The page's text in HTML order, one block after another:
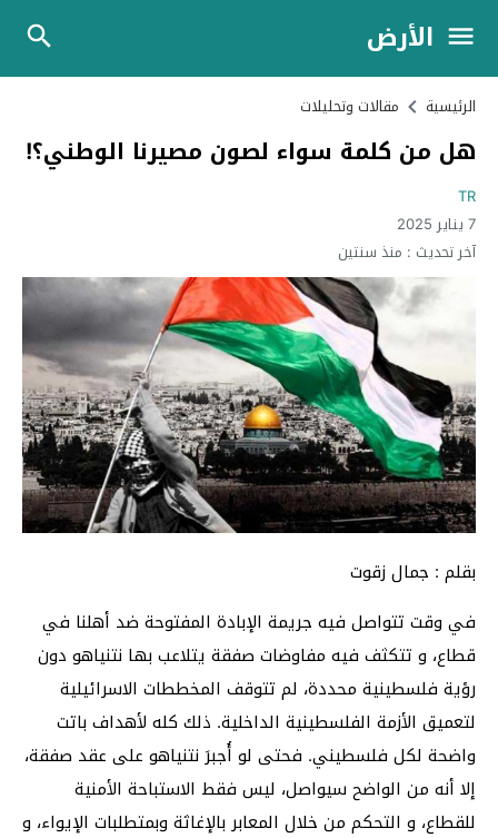
الأرض
الرئيسية مقالات وتحليلات
هل من كلمة سواء لصون مصيرنا الوطني؟!
TR
7 يناير 2025
آخر تحديث : منذ سنتين
بقلم : جمال زقوت
في وقت تتواصل فيه جريمة الإبادة المفتوحة ضد أهلنا في
قطاع، و تتكثف فيه مفاوضات صفقة يتلاعب بها نتنياهو دون
رؤية فلسطينية محددة، لم تتوقف المخططات الاسرائيلية
لتعميق الأزمة الفلسطينية الداخلية. ذلك كله لأهداف باتت
واضحة لكل فلسطيني. فحتى لو أُجبرَ نتنياهو على عقد صفقة،
إلا أنه من الواضح سيواصل، ليس فقط الاستباحة الأمنية
للقطاع، و التحكم من خلال المعابر بالإغاثة وبمتطلبات الإيواء، و